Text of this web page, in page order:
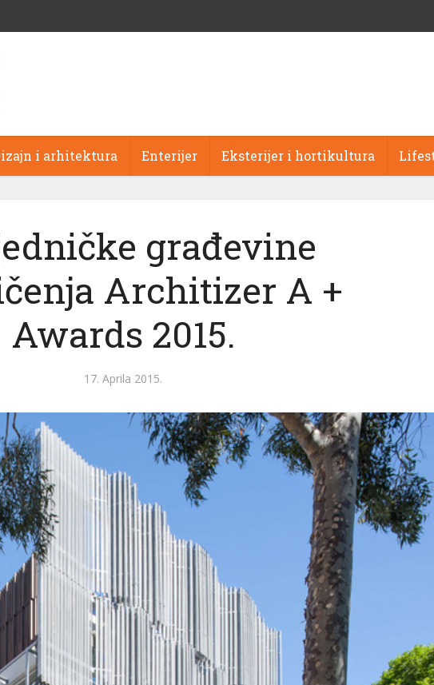
i arhitektura Enterijer Eksterijer i hortikultura
građevine
Architizer A +
Awards 2015.
17. Aprila 2015.